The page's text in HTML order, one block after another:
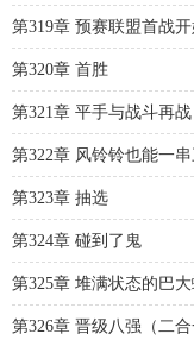
第319章 预赛联盟首战
第320章 首胜
第321章 平手与战斗再战
第322章 风铃铃也能一串
第323章 抽选
第324章 碰到了鬼
第325章 堆满状态的巴大
第326章 晋级八强（二合